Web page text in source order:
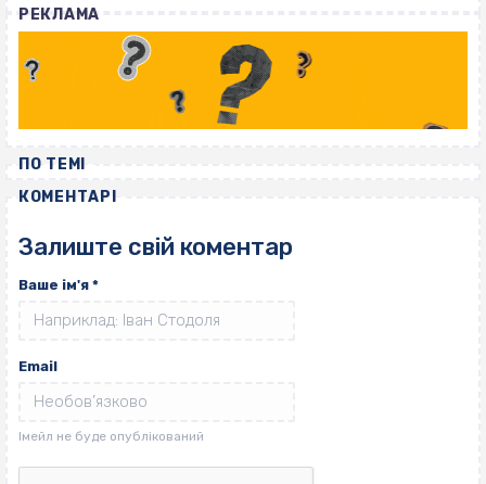
РЕКЛАМА
ПО ТЕМІ
КОМЕНТАРІ
Залиште свій коментар
Ваше ім'я *
Email